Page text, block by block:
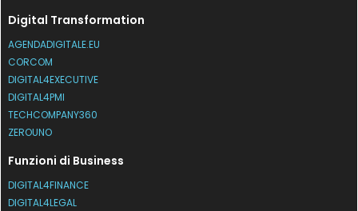
Digital Transformation
AGENDADIGITALE.EU
CORCOM
DIGITAL4EXECUTIVE
DIGITAL4PMI
TECHCOMPANY360
ZEROUNO
Funzioni di Business
DIGITAL4FINANCE
DIGITAL4LEGAL